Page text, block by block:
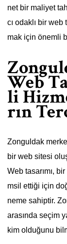
net bir maliyet
cı odaklı bir web
mak için önemli
Web
li
rın
Zonguldak
bir web sitesi
Web tasarımı,
msil ettiği için
neme sahiptir.
arasında seçim
kim olduğunu